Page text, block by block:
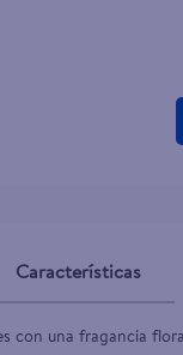
Características
con una fragancia